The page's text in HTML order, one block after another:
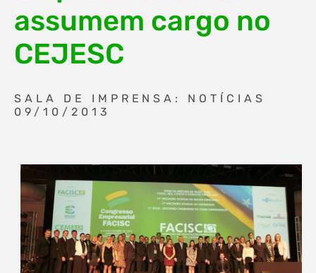
assumem cargo no
CEJESC
SALA DE IMPRENSA: NOTÍCIAS
09/10/2013